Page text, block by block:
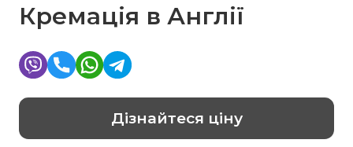
Кремація в Англії
Дізнайтеся ціну